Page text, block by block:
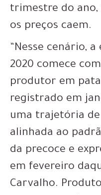
trimestre do
os preços caem.
“Nesse cenário,
2020 comece
produtor em
registrado em
uma trajetória de
alinhada ao
da precoce e
em fevereiro
Carvalho.